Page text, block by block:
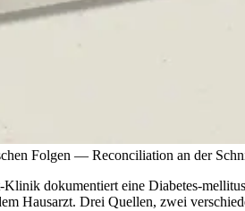
Folgen — Reconciliation an der
dokumentiert eine Diabetes-
Hausarzt. Drei Quellen, zwei